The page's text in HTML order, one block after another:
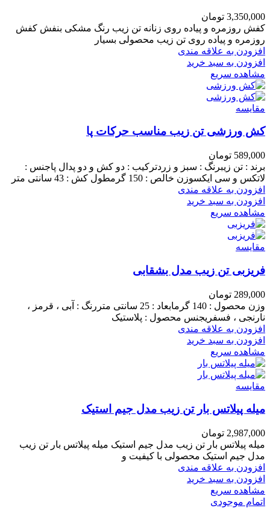
3,350,000 تومان
کفش روزمره و پیاده روی زنانه تن زیب رنگ مشکی بنفش کفش
روزمره و پیاده روی تن زیب محصولی بسیار
افزودن به علاقه مندی
افزودن به سبد خرید
مشاهده سریع
مقایسه
کش ورزشی تن زیب مناسب حرکات پا
589,000 تومان
برند : تن زیبرنگ : سبز و زردترکیب : دو کش و دو پدال پاجنس :
لاتکس و سی ایکسوزن خالص : 150 گرمطول کش : 43 سانتی متر
افزودن به علاقه مندی
افزودن به سبد خرید
مشاهده سریع
مقایسه
فریزبی تن زیب مدل بشقابی
289,000 تومان
وزن محصول : 140 گرمابعاد : 25 سانتی متررنگ : آبی ، قرمز ،
نارنجی ، فسفریجنس محصول : پلاستیک
افزودن به علاقه مندی
افزودن به سبد خرید
مشاهده سریع
مقایسه
میله پیلاتس بار تن زیب مدل جیم استیک
2,987,000 تومان
میله پیلاتس بار تن زیب مدل جیم استیک میله پیلاتس بار تن زیب
مدل جیم استیک محصولی با کیفیت و
افزودن به علاقه مندی
افزودن به سبد خرید
مشاهده سریع
اتمام موجودی